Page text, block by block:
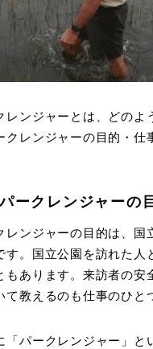
レンジャーとは、どのよ
クレンジャーの目的・仕
ークレンジャーの
レンジャーの目的は、国
す。国立公園を訪れた人
もあります。来訪者の安
て教えるのも仕事のひと
「パークレンジャー」と